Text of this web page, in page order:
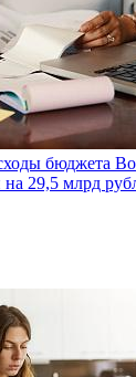
бюджета
29,5 млрд